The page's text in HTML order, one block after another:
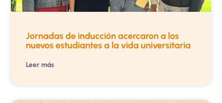
Jornadas de inducción acercaron a los
nuevos estudiantes a la vida universitaria
Leer más